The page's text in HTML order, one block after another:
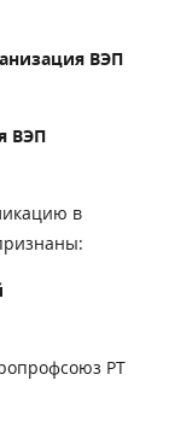
ВЭП
ВЭП
в
РТ